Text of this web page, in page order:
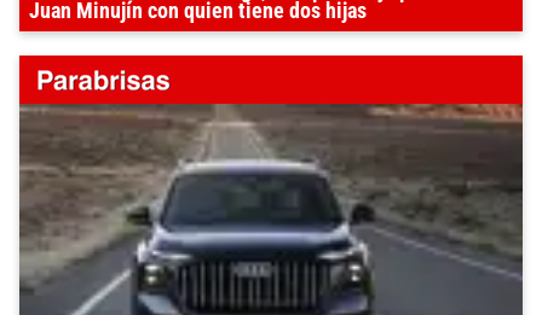
Juan Minujín con quien tiene dos hijas